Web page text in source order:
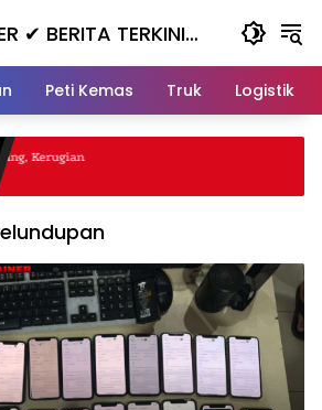
✔ BERITA TERKINI
HARI INI
Peti Kemas Truk Logistik